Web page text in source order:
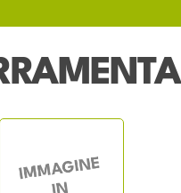
Tee 90°
Filettato